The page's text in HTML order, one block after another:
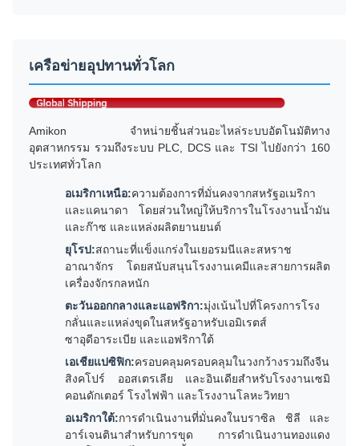
เครือข่ายอุปทานทั่วโลก
Amikon จำหน่ายชิ้นส่วนอะไหล่ระบบอัตโนมัติทาง
อุตสาหกรรม รวมถึงระบบ PLC, DCS และ TSI ไปยังกว่า 160
ประเทศทั่วโลก
อเมริกาเหนือ:ความต้องการที่มั่นคงจากสหรัฐอเมริกา
และแคนาดา โดยส่วนใหญ่ให้บริการในโรงงานน้ำมัน
และก๊าซ และแหล่งผลิตยานยนต์
ยุโรป:สถานะที่แข็งแกร่งในเยอรมนีและสหราช
อาณาจักร โดยสนับสนุนโรงงานเคมีและสายการผลิต
เครื่องจักรกลหนัก
ตะวันออกกลางและแอฟริกา:มุ่งเน้นไปที่โครงการโรง
กลั่นและแหล่งขุดในสหรัฐอาหรับเอมิเรตส์
ซาอุดีอาระเบีย และแอฟริกาใต้
เอเชียแปซิฟิก:ครอบคลุมครอบคลุมในวงกว้างรวมถึงจีน
สิงคโปร์ ออสเตรเลีย และอินเดียสำหรับโรงงานเซมิ
คอนดักเตอร์ โรงไฟฟ้า และโรงงานโลหะวิทยา
อเมริกาใต้:การดำเนินงานที่มั่นคงในบราซิล ชิลี และ
อาร์เจนตินาสำหรับการขุด การดำเนินงานทองแดง